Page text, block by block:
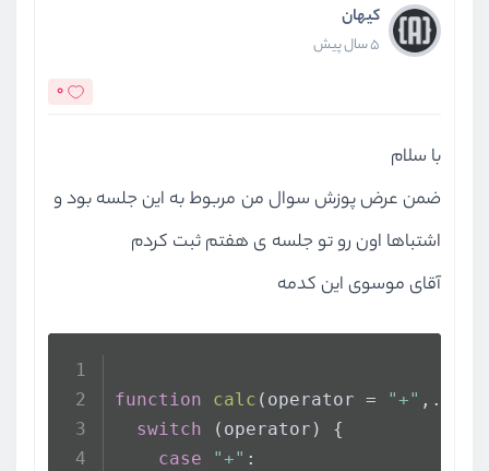
کیهان
5 سال پیش
0
با سلام
ضمن عرض پوزش سوال من مربوط به این جلسه بود و
اشتباها اون رو تو جلسه ی هفتم ثبت کردم
آقای موسوی این کدمه
function calc ( operator = "+"
switch (operator) {
case
"+" :